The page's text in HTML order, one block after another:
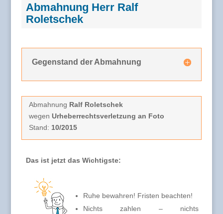
Abmahnung Herr Ralf
Roletschek
Gegenstand der Abmahnung
Abmahnung Ralf Roletschek
wegen Urheberrechtsverletzung an Foto
Stand: 10/2015
Das ist jetzt das Wichtigste:
Ruhe bewahren! Fristen beachten!
Nichts zahlen – nichts